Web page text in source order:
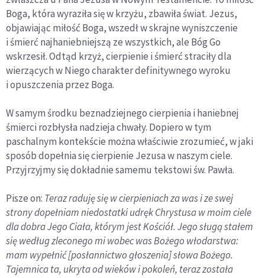
Boga, która wyraziła się w krzyżu, zbawiła świat. Jezus,
objawiając miłość Boga, wszedł w skrajne wyniszczenie
i śmierć najhaniebniejszą ze wszystkich, ale Bóg Go
wskrzesił. Odtąd krzyż, cierpienie i śmierć straciły dla
wierzących w Niego charakter definitywnego wyroku
i opuszczenia przez Boga.
W samym środku beznadziejnego cierpienia i haniebnej
śmierci rozbłysła nadzieja chwały. Dopiero w tym
paschalnym kontekście można właściwie zrozumieć, w jaki
sposób dopełnia się cierpienie Jezusa w naszym ciele.
Przyjrzyjmy się dokładnie samemu tekstowi św. Pawła.
Pisze on: Teraz raduję się w cierpieniach za was i ze swej
strony dopełniam niedostatki udręk Chrystusa w moim ciele
dla dobra Jego Ciała, którym jest Kościół. Jego sługą stałem
się według zleconego mi wobec was Bożego włodarstwa:
mam wypełnić [posłannictwo głoszenia] słowa Bożego.
Tajemnica ta, ukryta od wieków i pokoleń, teraz została